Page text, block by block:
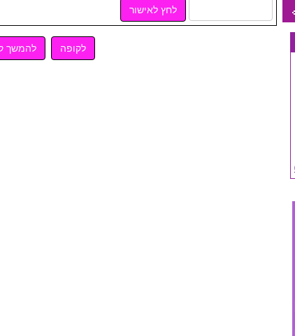
לחץ לאישור
לקופה להמשך